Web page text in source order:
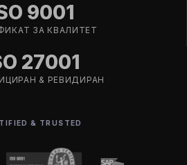
9001
ЗА КВАЛИТЕТ
27001
& РЕВИДИРАН
& TRUSTED